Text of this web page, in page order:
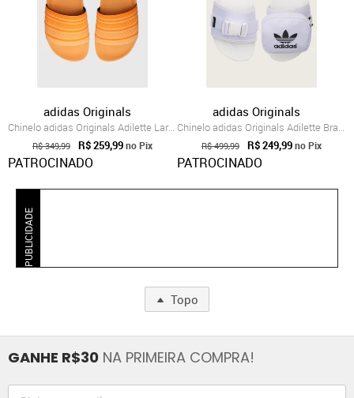
adidas Originals
Chinelo adidas Originals Adilette Laranja
R$ 349,99 R$ 259,99no Pix
PATROCINADO
adidas Originals
Chinelo adidas Originals Adilette Branco
R$ 499,99 R$ 249,99no Pix
PATROCINADO
PUBLICIDADE
Topo
GANHE R$30 NA PRIMEIRA COMPRA!